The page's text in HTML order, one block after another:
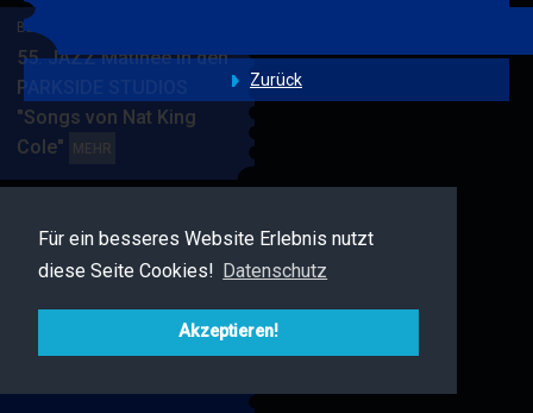
Für ein besseres Website Erlebnis nutzt
diese Seite Cookies! Datenschutz
Akzeptieren!
BERRY BLUE & BAND
55. JAZZ Matinee in den
PARKSIDE STUDIOS
"Songs von Nat King
Cole"
MEHR
BAND
BERRY BLUE & FRIENDS
Live Jazz im MAMPF
&
Zurück